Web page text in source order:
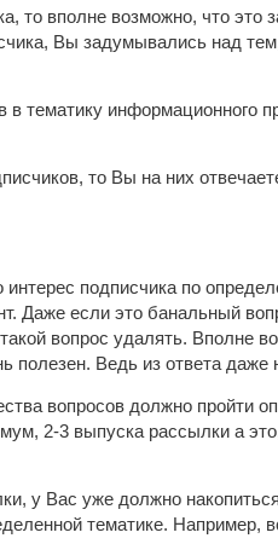
то вполне возможно, что
Вы задумывались над
тематику информационного
то Вы на них
подписчика по
Даже если это банальный
вопрос удалять.
полезен. Ведь из ответа даже
вопросов должно
2-3 выпуска рассылки а
у Вас уже должно
тематике.